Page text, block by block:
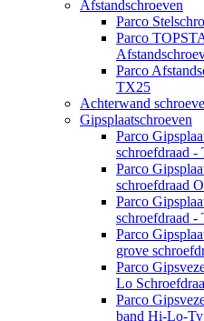
Afstandschroeven
Parco
Parco
Parco
TX25
Achterwand
Gipsplaatschroeven
Parco
schroefdraad -
Parco
schroefdraad
Parco
schroefdraad -
Parco
grove
Parco
Lo
Parco
band Hi-Lo-